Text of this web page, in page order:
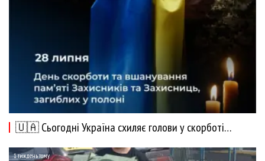
🇺🇦 Сьогодні Україна схиляє голови у скорботі…
1 тиждень тому